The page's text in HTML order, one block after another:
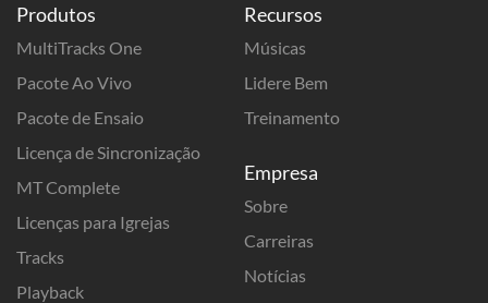
Produtos
MultiTracks One
Pacote Ao Vivo
Pacote de Ensaio
Licença de Sincronização
MT Complete
Licenças para Igrejas
Tracks
Playback
Recursos
Músicas
Lidere Bem
Treinamento
Empresa
Sobre
Carreiras
Notícias